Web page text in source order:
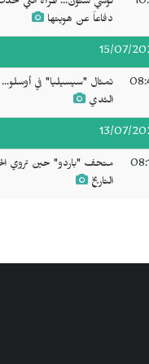
دفاعاً عن هويتها
15/07/
تمثال "سيسيليا" في أوسلو...
الثدي
13/07/
متحف "باردو" حين تروي
التاريخ